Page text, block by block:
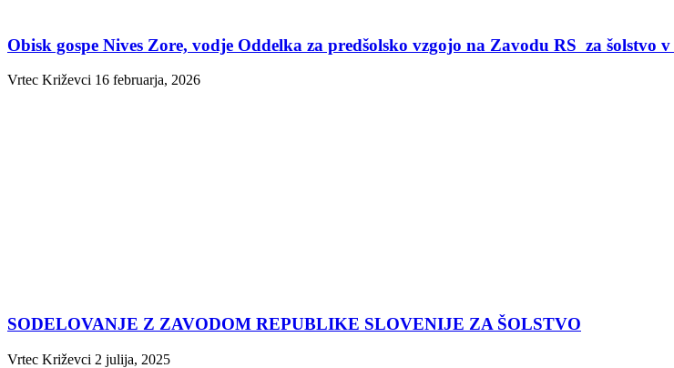
Obisk gospe Nives Zore, vodje Oddelka za predšolsko vzgojo na Zavodu RS za
Vrtec Križevci 16 februarja, 2026
SODELOVANJE Z ZAVODOM REPUBLIKE SLOVENIJE ZA ŠOLSTVO
Vrtec Križevci 2 julija, 2025